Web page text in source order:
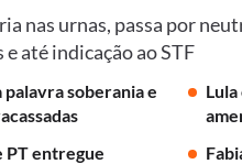
nas urnas, passa por
até indicação ao STF
palavra soberania e
PT entregue